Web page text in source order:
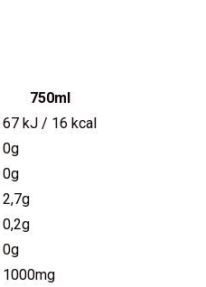
750ml
67 kJ / 16 kcal
0g
0g
2,7g
0,2g
0g
1000mg